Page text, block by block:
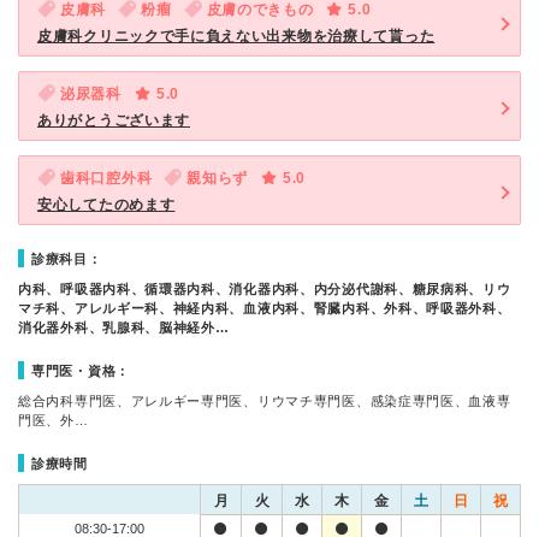
皮膚科 粉瘤 皮膚のできもの
5.0
皮膚科クリニックで手に負えない出来物を治療して貰った
泌尿器科
5.0
ありがとうございます
歯科口腔外科 親知らず
5.0
安心してたのめます
診療科目：
内科、呼吸器内科、循環器内科、消化器内科、内分泌代謝科、糖尿病科、リウ
マチ科、アレルギー科、神経内科、血液内科、腎臓内科、外科、呼吸器外科、
消化器外科、乳腺科、脳神経外…
専門医・資格：
総合内科専門医、アレルギー専門医、リウマチ専門医、感染症専門医、血液専
門医、外…
診療時間
月 火 水 木 金 土 日 祝
08:30-17:00